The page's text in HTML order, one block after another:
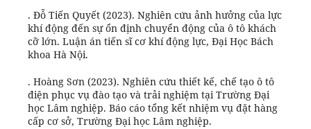
. Đỗ Tiến Quyết (2023). Nghiên cứu ảnh hưởng của lực
khí động đến sự ổn định chuyển động của ô tô khách
cỡ lớn. Luận án tiến sĩ cơ khí động lực, Đại Học Bách
khoa Hà Nội.
. Hoàng Sơn (2023). Nghiên cứu thiết kế, chế tạo ô tô
điện phục vụ đào tạo và trải nghiệm tại Trường Đại
học Lâm nghiệp. Báo cáo tổng kết nhiệm vụ đặt hàng
cấp cơ sở, Trường Đại học Lâm nghiệp.